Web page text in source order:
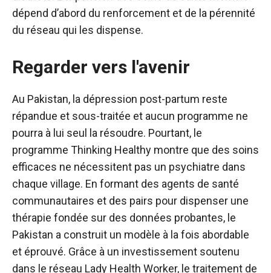
dépend d’abord du renforcement et de la pérennité
du réseau qui les dispense.
Regarder vers l'avenir
Au Pakistan, la dépression post-partum reste
répandue et sous-traitée et aucun programme ne
pourra à lui seul la résoudre. Pourtant, le
programme Thinking Healthy montre que des soins
efficaces ne nécessitent pas un psychiatre dans
chaque village. En formant des agents de santé
communautaires et des pairs pour dispenser une
thérapie fondée sur des données probantes, le
Pakistan a construit un modèle à la fois abordable
et éprouvé. Grâce à un investissement soutenu
dans le réseau Lady Health Worker, le traitement de